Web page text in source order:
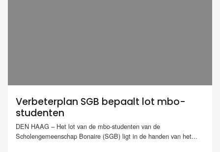
Verbeterplan SGB bepaalt lot mbo-
studenten
DEN HAAG – Het lot van de mbo-studenten van de
Scholengemeenschap Bonaire (SGB) ligt in de handen van het...